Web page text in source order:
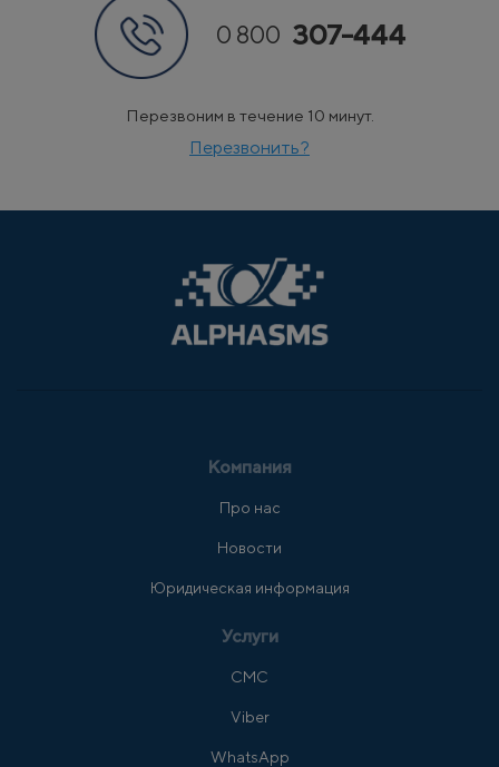
0 800 307-444
Перезвоним в течение 10 минут.
Перезвонить?
Компания
Про нас
Новости
Юридическая информация
Услуги
СМС
Viber
WhatsApp